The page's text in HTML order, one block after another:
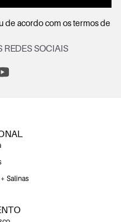
de acordo com ostermos de
SOCIAIS
Salinas